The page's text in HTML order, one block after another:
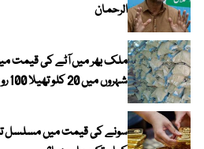
الرحمان
ملک بھر میں آٹے کی قیمت
شہروں میں 20 کلو تھیلا 100 روپے تک مہنگا
سونے کی قیمت میں مسلسل